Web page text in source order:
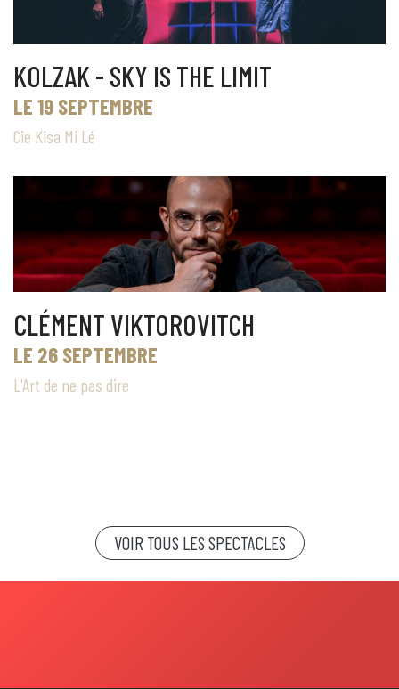
KOLZAK - SKY IS THE LIMIT
LE 19 SEPTEMBRE
Cie Kisa Mi Lé
CLÉMENT VIKTOROVITCH
LE 26 SEPTEMBRE
L'Art de ne pas dire
VOIR TOUS LES SPECTACLES